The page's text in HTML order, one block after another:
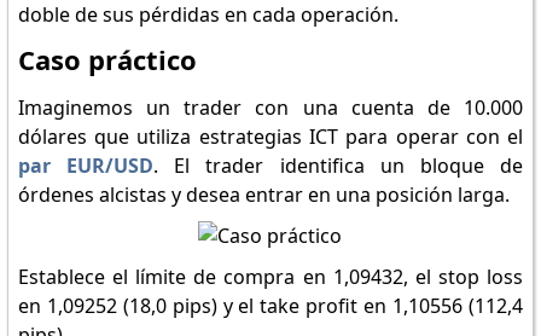
doble de sus pérdidas en cada operación.
Caso práctico
Imaginemos un trader con una cuenta de 10.000
dólares que utiliza estrategias ICT para operar con el
par EUR/USD. El trader identifica un bloque de
órdenes alcistas y desea entrar en una posición larga.
Establece el límite de compra en 1,09432, el stop loss
en 1,09252 (18,0 pips) y el take profit en 1,10556 (112,4